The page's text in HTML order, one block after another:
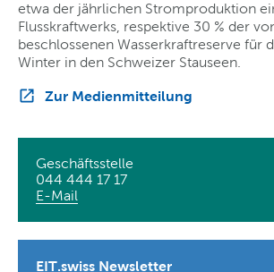
etwa der jährlichen Stromproduktion
Flusskraftwerks, respektive 30 % der
beschlossenen Wasserkraftreserve für
Winter in den Schweizer Stauseen.
Zur Medienmitteilung
Geschäftsstelle
044 444 17 17
E-Mail
EIT.swiss Newsletter